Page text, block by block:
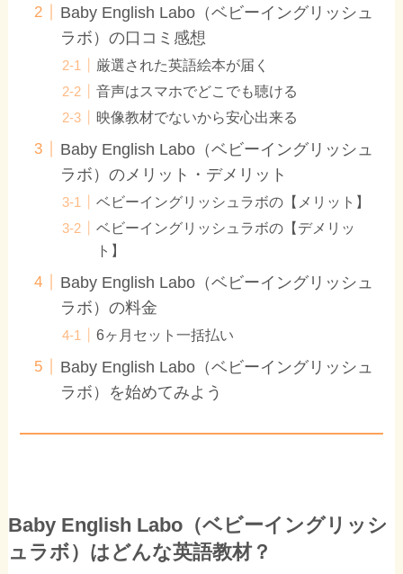
Baby English Labo（ベビーイングリッシュ
ラボ）の口コミ感想
厳選された英語絵本が届く
音声はスマホでどこでも聴ける
映像教材でないから安心出来る
Baby English Labo（ベビーイングリッシュ
ラボ）のメリット・デメリット
ベビーイングリッシュラボの【メリット】
ベビーイングリッシュラボの【デメリッ
ト】
Baby English Labo（ベビーイングリッシュ
ラボ）の料金
6ヶ月セット一括払い
Baby English Labo（ベビーイングリッシュ
ラボ）を始めてみよう
Baby English Labo（ベビーイングリッシ
ュラボ）はどんな英語教材？